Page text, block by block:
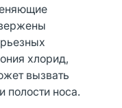
хлорид,
вызвать
полости носа.